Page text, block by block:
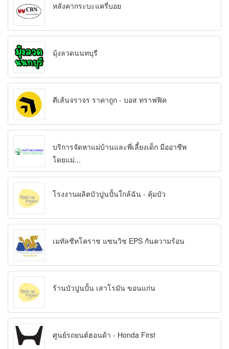
หลังคากระบะแครี่บอย
มุ้งลวดนนทบุรี
ตีเส้นจราจร ราคาถูก - บอส ทราฟฟิค
บริการจัดหาแม่บ้านและพี่เลี้ยงเด็ก มืออาชีพ
โดยแม่...
โรงงานผลิตบัวปูนปั้นใกล้ฉัน - คุ้มบัว
เมทัลชีทโคราช แซนวิช EPS กันความร้อน
ร้านบัวปูนปั้น เสาโรมัน ขอนแก่น
ศูนย์รถยนต์ฮอนด้า - Honda First